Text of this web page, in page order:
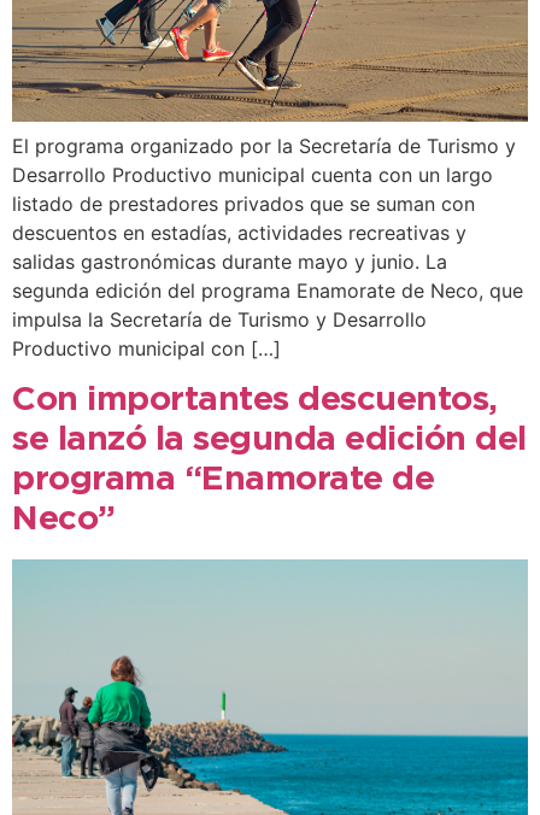
El programa organizado por la Secretaría de Turismo y
Desarrollo Productivo municipal cuenta con un largo
listado de prestadores privados que se suman con
descuentos en estadías, actividades recreativas y
salidas gastronómicas durante mayo y junio. La
segunda edición del programa Enamorate de Neco, que
impulsa la Secretaría de Turismo y Desarrollo
Productivo municipal con […]
Con importantes descuentos,
se lanzó la segunda edición del
programa “Enamorate de
Neco”